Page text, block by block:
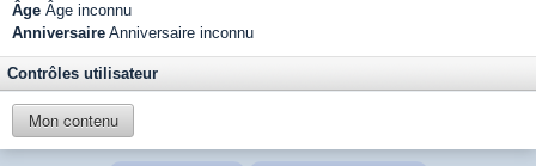
Âge Âge inconnu
Anniversaire Anniversaire inconnu
Contrôles utilisateur
Mon contenu